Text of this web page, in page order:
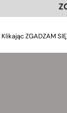
Klikając ZGADZAM